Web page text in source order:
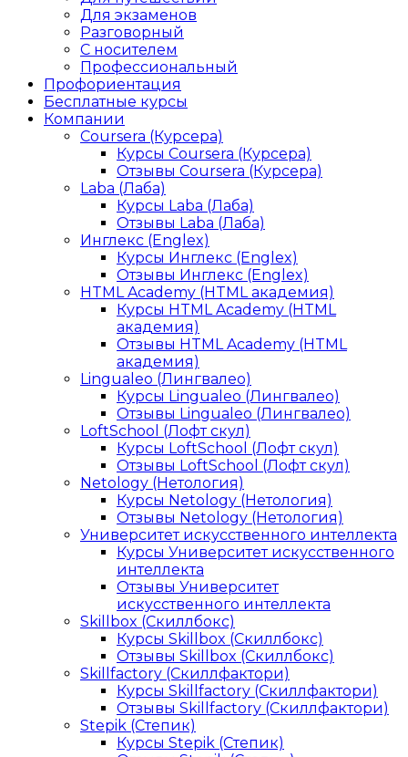
Для экзаменов
Разговорный
С носителем
Профессиональный
Профориентация
Бесплатные курсы
Компании
Coursera (Курсера)
Курсы Coursera (Курсера)
Отзывы Coursera (Курсера)
Laba (Лаба)
Курсы Laba (Лаба)
Отзывы Laba (Лаба)
Инглекс (Englex)
Курсы Инглекс (Englex)
Отзывы Инглекс (Englex)
HTML Academy (HTML академия)
Курсы HTML Academy (HTML
академия)
Отзывы HTML Academy (HTML
академия)
Lingualeo (Лингвалео)
Курсы Lingualeo (Лингвалео)
Отзывы Lingualeo (Лингвалео)
LoftSchool (Лофт скул)
Курсы LoftSchool (Лофт скул)
Отзывы LoftSchool (Лофт скул)
Netology (Нетология)
Курсы Netology (Нетология)
Отзывы Netology (Нетология)
Университет искусственного интеллекта
Курсы Университет искусственного
интеллекта
Отзывы Университет
искусственного интеллекта
Skillbox (Скиллбокс)
Курсы Skillbox (Скиллбокс)
Отзывы Skillbox (Скиллбокс)
Skillfactory (Скиллфактори)
Курсы Skillfactory (Скиллфактори)
Отзывы Skillfactory (Скиллфактори)
Stepik (Степик)
Курсы Stepik (Степик)